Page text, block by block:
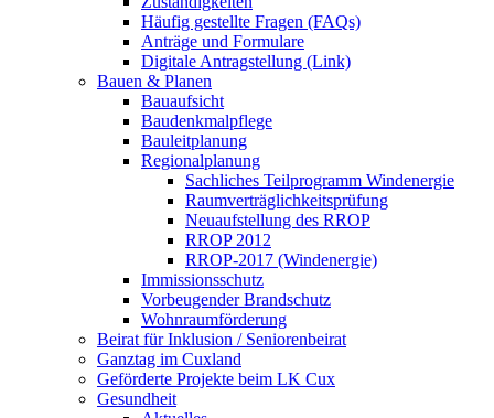
Häufig gestellte Fragen (FAQs)
Anträge und Formulare
Digitale Antragstellung (Link)
Bauen & Planen
Bauaufsicht
Baudenkmalpflege
Bauleitplanung
Regionalplanung
Sachliches Teilprogramm Windenergie
Raumverträglichkeitsprüfung
Neuaufstellung des RROP
RROP 2012
RROP-2017 (Windenergie)
Immissionsschutz
Vorbeugender Brandschutz
Wohnraumförderung
Beirat für Inklusion / Seniorenbeirat
Ganztag im Cuxland
Geförderte Projekte beim LK Cux
Gesundheit